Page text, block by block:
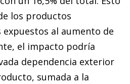
los productos
al aumento de
el impacto podría
dependencia exterior
sumada a la